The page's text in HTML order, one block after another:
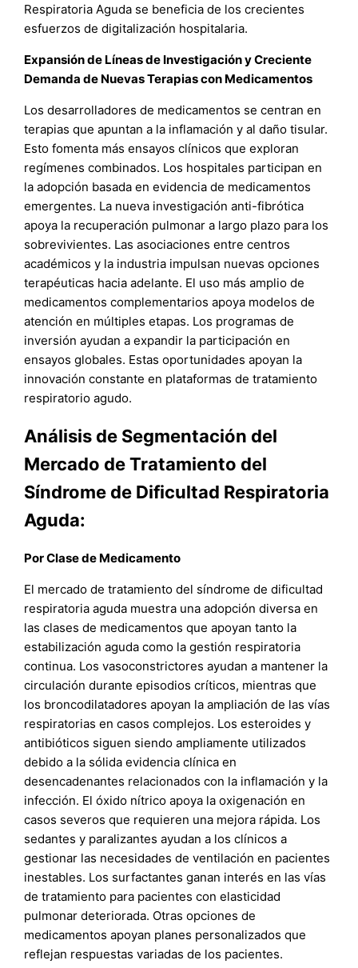
Respiratoria Aguda se beneficia de los crecientes
esfuerzos de digitalización hospitalaria.
Expansión de Líneas de Investigación y Creciente
Demanda de Nuevas Terapias con Medicamentos
Los desarrolladores de medicamentos se centran en
terapias que apuntan a la inflamación y al daño tisular.
Esto fomenta más ensayos clínicos que exploran
regímenes combinados. Los hospitales participan en
la adopción basada en evidencia de medicamentos
emergentes. La nueva investigación anti-fibrótica
apoya la recuperación pulmonar a largo plazo para los
sobrevivientes. Las asociaciones entre centros
académicos y la industria impulsan nuevas opciones
terapéuticas hacia adelante. El uso más amplio de
medicamentos complementarios apoya modelos de
atención en múltiples etapas. Los programas de
inversión ayudan a expandir la participación en
ensayos globales. Estas oportunidades apoyan la
innovación constante en plataformas de tratamiento
respiratorio agudo.
Análisis de Segmentación del
Mercado de Tratamiento del
Síndrome de Dificultad Respiratoria
Aguda:
Por Clase de Medicamento
El mercado de tratamiento del síndrome de dificultad
respiratoria aguda muestra una adopción diversa en
las clases de medicamentos que apoyan tanto la
estabilización aguda como la gestión respiratoria
continua. Los vasoconstrictores ayudan a mantener la
circulación durante episodios críticos, mientras que
los broncodilatadores apoyan la ampliación de las vías
respiratorias en casos complejos. Los esteroides y
antibióticos siguen siendo ampliamente utilizados
debido a la sólida evidencia clínica en
desencadenantes relacionados con la inflamación y la
infección. El óxido nítrico apoya la oxigenación en
casos severos que requieren una mejora rápida. Los
sedantes y paralizantes ayudan a los clínicos a
gestionar las necesidades de ventilación en pacientes
inestables. Los surfactantes ganan interés en las vías
de tratamiento para pacientes con elasticidad
pulmonar deteriorada. Otras opciones de
medicamentos apoyan planes personalizados que
reflejan respuestas variadas de los pacientes.